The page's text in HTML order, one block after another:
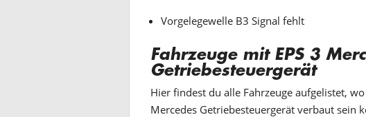
Vorgelegewelle B3 Signal fehlt
Fahrzeuge mit EPS 3
Getriebesteuergerät
Hier findest du alle Fahrzeuge aufgelistet, wo
Mercedes Getriebesteuergerät verbaut sein